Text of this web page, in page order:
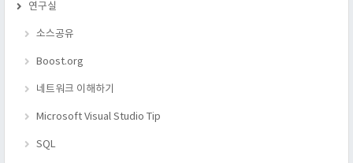
연구실
소스공유
Boost.org
네트워크 이해하기
Microsoft Visual Studio Tip
SQL